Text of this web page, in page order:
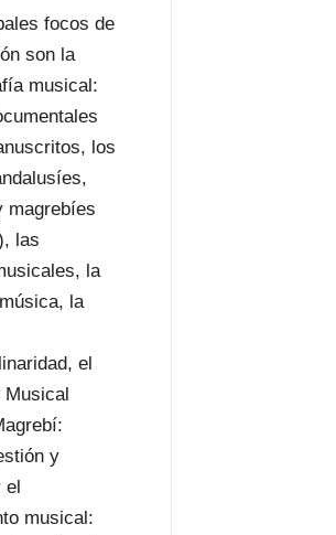
focos de
son la
musical:
los
magrebíes
las
la
la
el
Musical
y
el
musical: